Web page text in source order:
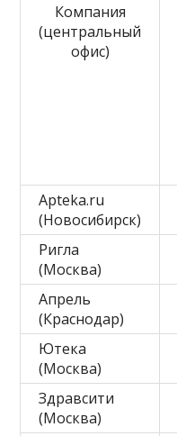
Компания
(центральный
офис)
Apteka.ru
(Новосибирск)
Ригла
(Москва)
Апрель
(Краснодар)
Ютека
(Москва)
Здравсити
(Москва)